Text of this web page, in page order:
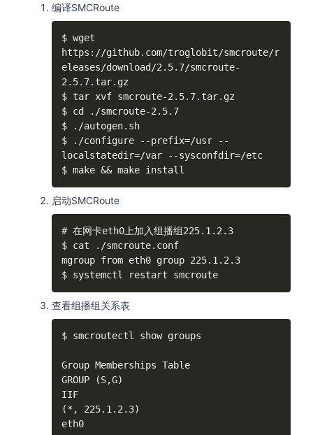
编译SMCRoute
$ wget
https://github.com/troglobit/smcroute/r
eleases/download/2.5.7/smcroute-
2.5.7.tar.gz
$ tar xvf smcroute-2.5.7.tar.gz
$ cd ./smcroute-2.5.7
$ ./autogen.sh
$ ./configure --prefix=/usr --
localstatedir=/var --sysconfdir=/etc
$ make && make install
启动SMCRoute
# 在网卡eth0上加入组播组225.1.2.3
$ cat ./smcroute.conf
mgroup from eth0 group 225.1.2.3
$ systemctl restart smcroute
查看组播组关系表
$ smcroutectl show groups
Group Memberships Table
GROUP (S,G)
IIF
(*, 225.1.2.3)
eth0